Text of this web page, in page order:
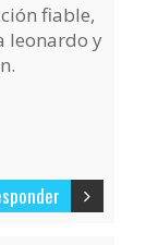
fiable,
leonardo y